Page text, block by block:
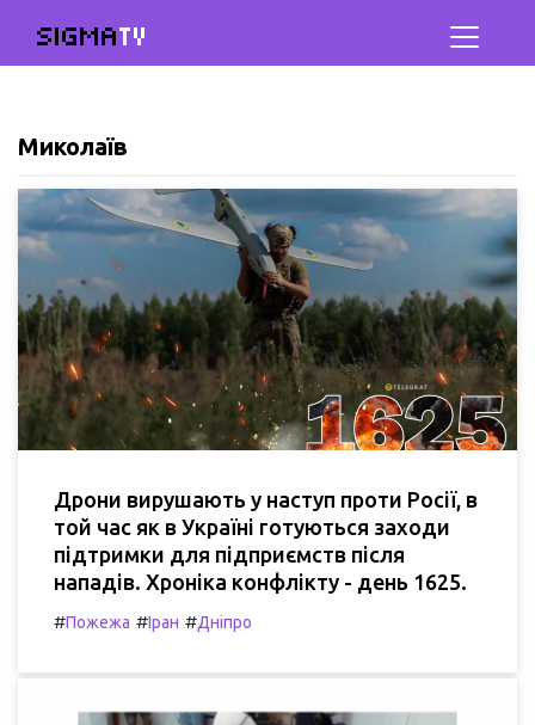
SIGMATV
Миколаїв
Дрони вирушають у наступ проти Росії, в
той час як в Україні готуються заходи
підтримки для підприємств після
нападів. Хроніка конфлікту - день 1625.
#Пожежа #Іран #Дніпро